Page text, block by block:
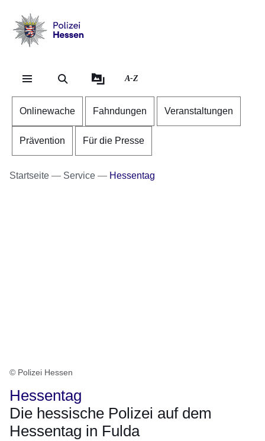
Hessen
A-Z
Onlinewache Fahndungen Veranstaltungen
Prävention Für die Presse
Startseite Service Hessentag
© Polizei Hessen
Hessentag
Die hessische Polizei auf dem
Hessentag in Fulda